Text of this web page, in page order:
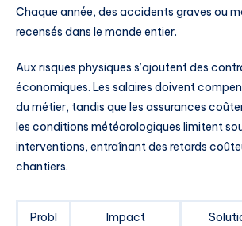
Chaque année, des accidents graves ou
recensés dans le monde entier.
Aux risques physiques s’ajoutent des
économiques. Les salaires doivent
du métier, tandis que les assurances
les conditions météorologiques limitent
interventions, entraînant des retards
chantiers.
Probl
Impact